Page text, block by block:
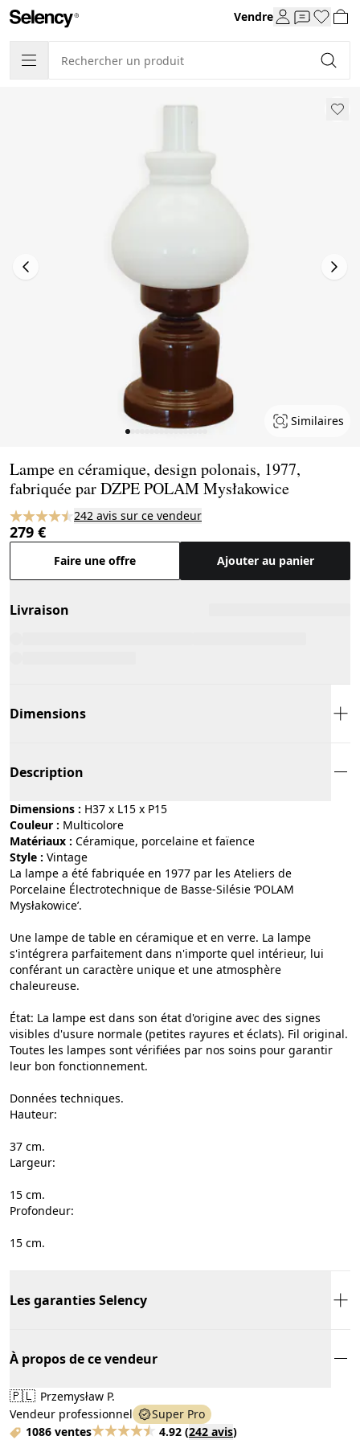
Vendre
Similaires
Lampe en céramique, design polonais, 1977,
fabriquée par DZPE POLAM Mysłakowice
242 avis sur ce vendeur
279 €
Faire une offre Ajouter au panier
Livraison
Dimensions
Description
Dimensions : H37 x L15 x P15
Couleur :
multicolore
Matériaux :
céramique, porcelaine et faïence
Style :
vintage
La lampe a été fabriquée en 1977 par les Ateliers de
Porcelaine Électrotechnique de Basse-Silésie ‘POLAM
Mysłakowice’.
Une lampe de table en céramique et en verre. La lampe
s'intégrera parfaitement dans n'importe quel intérieur, lui
conférant un caractère unique et une atmosphère
chaleureuse.
État: La lampe est dans son état d'origine avec des signes
visibles d'usure normale (petites rayures et éclats). Fil original.
Toutes les lampes sont vérifiées par nos soins pour garantir
leur bon fonctionnement.
Données techniques.
Hauteur:
37 cm.
Largeur:
15 cm.
Profondeur:
15 cm.
Les garanties Selency
À propos de ce vendeur
🇵🇱 Przemysław P.
Vendeur professionnel
Super Pro
1086 ventes
4.92 (242 avis)